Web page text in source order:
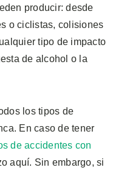
producir: desde
o ciclistas, colisiones
tipo de impacto
de alcohol o la
los tipos de
En caso de tener
de accidentes con
aquí. Sin embargo, si